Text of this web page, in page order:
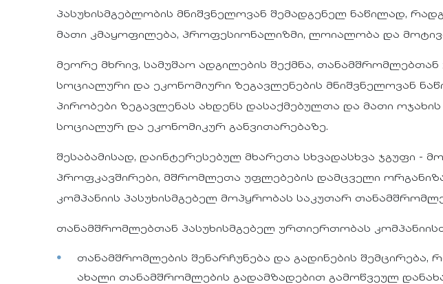
პასუხისმგებლობის მნიშვნელოვან შემადგენელ ნაწილად,
მათი კმაყოფილება, პროფესიონალიზმი, ლოიალობა და
მეორე მხრივ, სამუშაო ადგილების შექმნა,
სოციალური და ეკონომიური ზეგავლენების მნიშვნელოვან
პირობები ზეგავლენას ახდენს დასაქმებულთა და მათი
სოციალურ და ეკონომიკურ განვითარებაზე.
შესაბამისად, დაინტერესებულ მხარეთა სხვადასხვა ჯგუფი -
პროფკავშირები, მშრომლეთა უფლებების დამცველი
კომპანიის პასუხისმგებელ მოპყრობას საკუთარ
თანამშრომლებთან პასუხისმგებელ ურთიერთობას
თანამშრომლების შენარჩუნება და გადინების
ახალი თანამშრომლების გადამზადებით გამოწვეულ